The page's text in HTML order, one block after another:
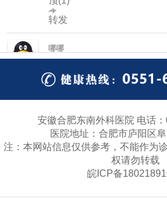
转发
幸好是网络提前预约的专
度都很好，主要的还是治疗
回复
顶(8)
安徽合肥东南外科医院 电话
医院地址：合肥市庐阳区
注：本网站信息仅供参考，不能作为
权请勿转载
皖ICP备